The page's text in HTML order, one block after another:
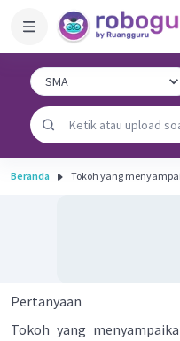
Beranda Tokoh yang
Pertanyaan
Tokoh yang